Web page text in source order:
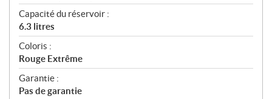
Capacité du réservoir :
6.3 litres
Coloris :
Rouge Extrême
Garantie :
Pas de garantie